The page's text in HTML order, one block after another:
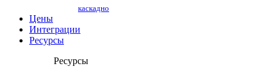
каскадно
Цены
Интеграции
Ресурсы
Ресурсы